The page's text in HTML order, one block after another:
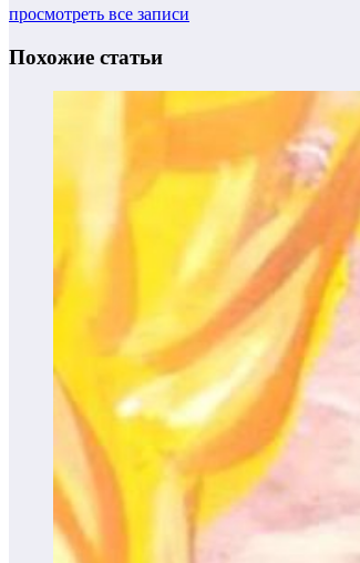
просмотреть все записи
Похожие статьи